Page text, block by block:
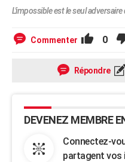
L'impossible est le seul
Commenter 0
Répondre
DEVENEZ MEMBRE
Connectez-
partagent vos